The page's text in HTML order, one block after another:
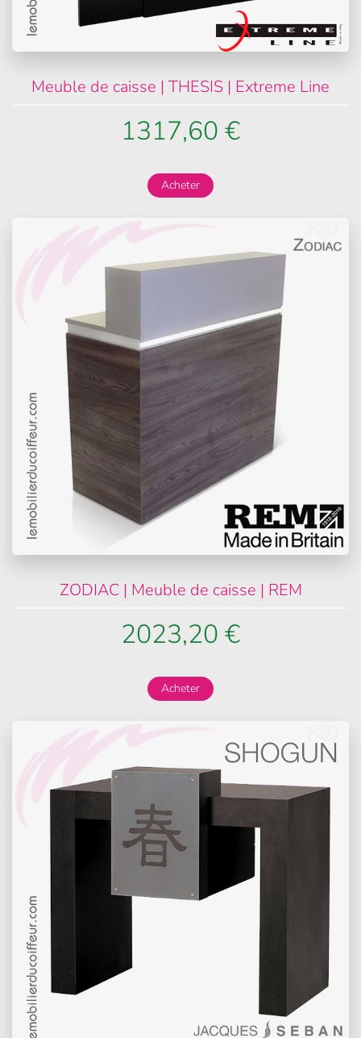
Meuble de caisse | THESIS | Extreme Line
1317,60 €
Acheter
ZODIAC | Meuble de caisse | REM
2023,20 €
Acheter